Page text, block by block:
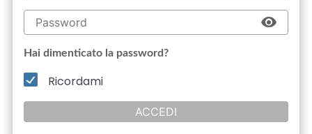
Hai dimenticato la password?
Ricordami
ACCEDI